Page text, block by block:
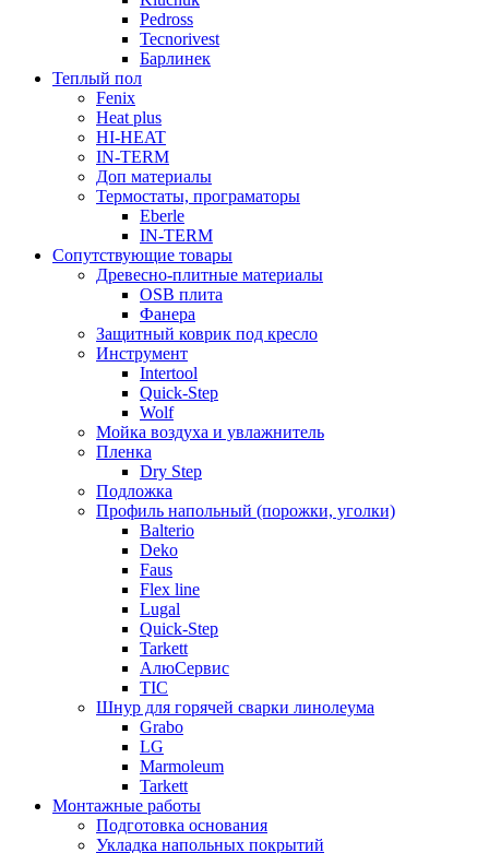
Pedross
Tecnorivest
Барлинек
Теплый пол
Fenix
Heat plus
HI-HEAT
IN-TERM
Доп материалы
Термостаты, програматоры
Eberle
IN-TERM
Сопутствующие товары
Древесно-плитные материалы
OSB плита
Фанера
Защитный коврик под кресло
Инструмент
Intertool
Quick-Step
Wolf
Мойка воздуха и увлажнитель
Пленка
Dry Step
Подложка
Профиль напольный (порожки, уголки)
Balterio
Deko
Faus
Flex line
Lugal
Quick-Step
Tarkett
АлюСервис
ТІС
Шнур для горячей сварки линолеума
Grabo
LG
Marmoleum
Tarkett
Монтажные работы
Подготовка основания
Укладка напольных покрытий